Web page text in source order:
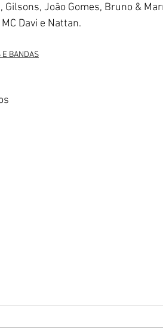
Gilsons, João Gomes, Bruno &
Davi e Nattan.
E BANDAS